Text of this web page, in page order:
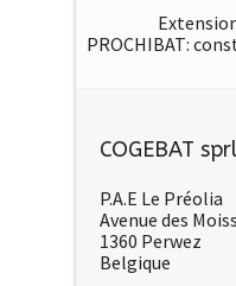
PROCHIBAT:
COGEBAT
P.A.E Le Préolia
Avenue des
1360 Perwez
Belgique